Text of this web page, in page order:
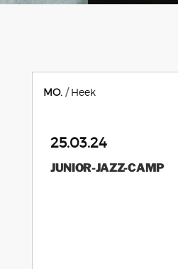
MO. Heek
25.03.24
JUNIOR-JAZZ-CAMP